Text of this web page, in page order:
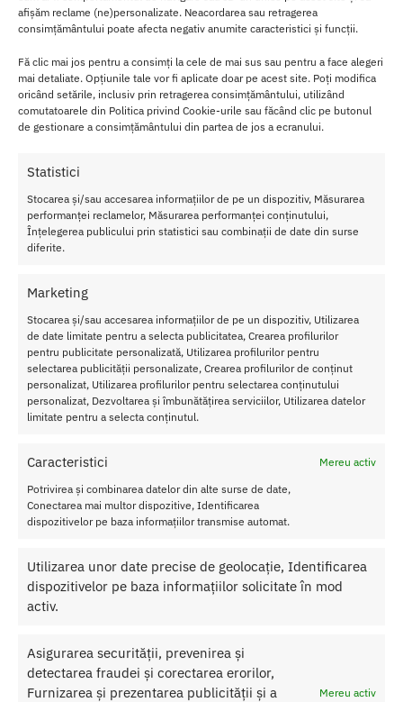
afișăm reclame (ne)personalizate. Neacordarea sau retragerea
consimțământului poate afecta negativ anumite caracteristici și funcții.
Fă clic mai jos pentru a consimți la cele de mai sus sau pentru a face alegeri
mai detaliate. Opțiunile tale vor fi aplicate doar pe acest site. Poți modifica
oricând setările, inclusiv prin retragerea consimțământului, utilizând
comutatoarele din Politica privind Cookie-urile sau făcând clic pe butonul
de gestionare a consimțământului din partea de jos a ecranului.
Statistici
Stocarea și/sau accesarea informațiilor de pe un dispozitiv, Măsurarea
performanței reclamelor, Măsurarea performanței conținutului,
Înțelegerea publicului prin statistici sau combinații de date din surse
diferite.
Marketing
Stocarea și/sau accesarea informațiilor de pe un dispozitiv, Utilizarea
de date limitate pentru a selecta publicitatea, Crearea profilurilor
pentru publicitate personalizată, Utilizarea profilurilor pentru
selectarea publicității personalizate, Crearea profilurilor de conținut
personalizat, Utilizarea profilurilor pentru selectarea conținutului
personalizat, Dezvoltarea și îmbunătățirea serviciilor, Utilizarea datelor
limitate pentru a selecta conținutul.
Caracteristici
Mereu activ
Potrivirea și combinarea datelor din alte surse de date,
Conectarea mai multor dispozitive, Identificarea
dispozitivelor pe baza informațiilor transmise automat.
Utilizarea unor date precise de geolocație, Identificarea
dispozitivelor pe baza informațiilor solicitate în mod
activ.
Asigurarea securității, prevenirea și
detectarea fraudei și corectarea erorilor,
Furnizarea și prezentarea publicității și a
Mereu activ
inseamna placerile unui masaj profesionist.
Dupa utilizare, crema ta va deveni mai moale, mai fina, mai
catifelata.
Este alegerea perfecta pentru a te relaxa sau pentru a petrece timp
de calitate alaturi de persoana iubita.
e:200
Produc
ator:S
hunga
Unisex
Tip:Cr
ema
Propri
etati:A
romat
si
Aceasta crema va scapa de inhibitii, va ajuta sa va bucurati de o
iubire nelimitata.
mod posibil.
Etichetă: Crema Masaj Shunga Raspberry Feeling 200 ml